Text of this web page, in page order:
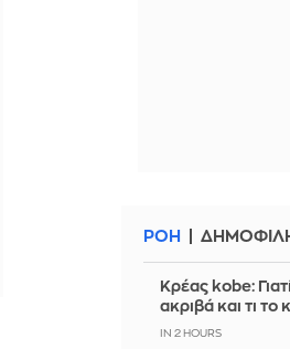
ΡΟΗ
Κρέας kobe:
ακριβά και τι το
IN 2 HOURS